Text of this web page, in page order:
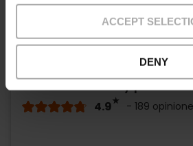
ACCEPT
DENY
Paseo en barca y paella
4.9 - 189